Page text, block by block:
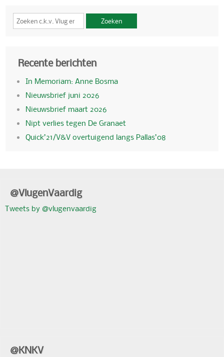
Zoeken
Recente berichten
In Memoriam: Anne Bosma
Nieuwsbrief juni 2026
Nieuwsbrief maart 2026
Nipt verlies tegen De Granaet
Quick’21/V&V overtuigend langs Pallas’08
@VlugenVaardig
Tweets by @vlugenvaardig
@KNKV